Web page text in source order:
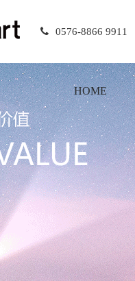
0576-8866 9911
HOME
首页